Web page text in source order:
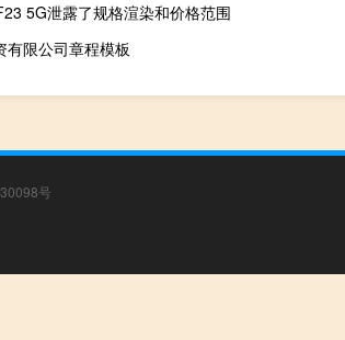
5G泄露了规格渲染和价格范围
有限公司章程模板
号